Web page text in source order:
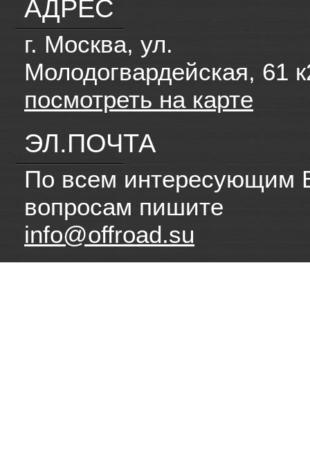
АДРЕС
г. Москва, ул.
Молодогвардейская, 61
посмотреть на карте
ЭЛ.ПОЧТА
По всем интересующим
вопросам пишите
info@offroad.su